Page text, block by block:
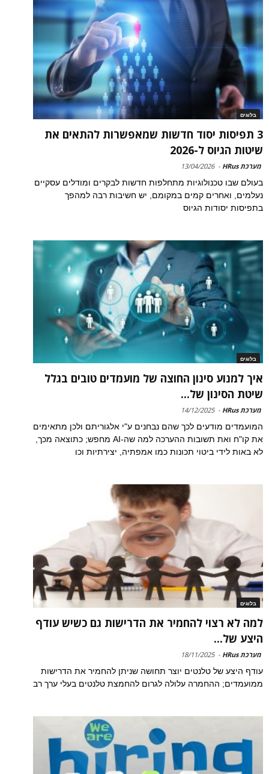
בלוגים
3 תפיסות יסוד חדשות שמאפשרות להתאים את
שיטות הגיוס ל-2026
מערכת HRus -
13/04/2026
בעולם שבו טכנולוגיות מתחלפות חדשות לבקרים ומודלים עסקיים
נעלמים, ואחרים קמים במקומם, יש חשיבות רבה למהפך
בתפיסות יסודות הגיוס
בלוגים
איך למנוע סינון החוצה של מועמדים טובים בגלל
שיטת הסינון של...
מערכת HRus -
14/12/2025
המועמדים מודעים לכך שהם נבחנים ע"י אלגוריתם ולכן מתאימים
את קו"ח ואת תשובות ההערכה למה שה-AI מחפש; כתוצאה מכך,
לא באות לידי ביטוי תכונות כמו אמפתיה, יצירתיות וכו
בלוגים
למה לא רצוי להחמיר את הדרישות גם כשיש עודף
היצע של...
מערכת HRus -
18/11/2025
עודף היצע של טלנטים יוצר תחושה שניתן להחמיר את הדרישות
ממועמדים; ההחמרה עלולה לגרום להחמצת טלנטים בעלי ערך רב